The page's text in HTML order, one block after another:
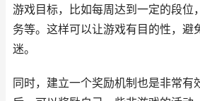
游戏目标，比如每周达到一定的段位
务等。这样可以让游戏有目的性，避
迷。
同时，建立一个奖励机制也是非常有